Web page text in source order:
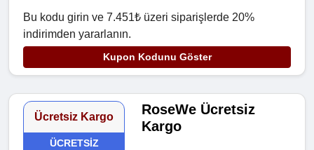
Bu kodu girin ve 7.451₺ üzeri siparişlerde 20%
indirimden yararlanın.
Kupon Kodunu Göster
Ücretsiz Kargo
ÜCRETSIZ
RoseWe Ücretsiz
Kargo